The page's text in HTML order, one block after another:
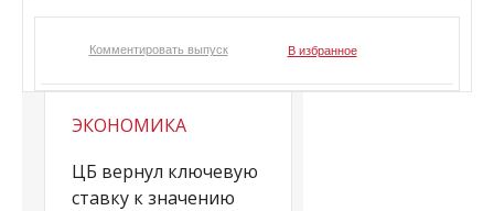
Комментировать выпуск В избранное
ЭКОНОМИКА
ЦБ вернул ключевую
ставку к значению